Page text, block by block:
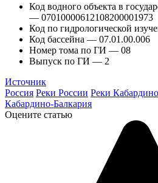
Код водного объекта в
— 07010000612108200001973
Код по гидрологической
Код бассейна — 07.01.00.006
Номер тома по ГИ — 08
Выпуск по ГИ — 2
Источник
Россия Реки России Реки
Кабардино-Балкария
Оцените статью